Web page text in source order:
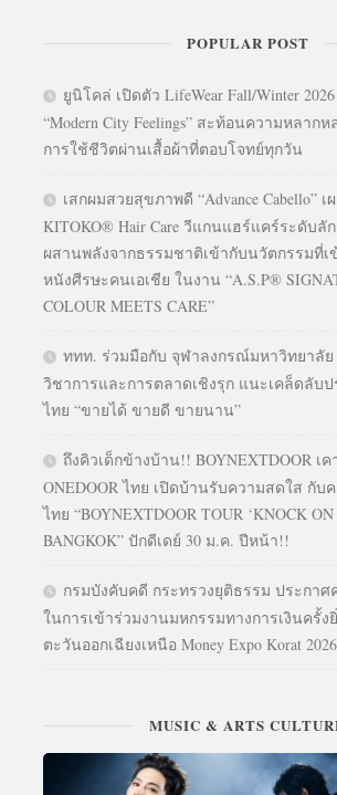
POPULAR POST
ยูนิโคล่ เปิดตัว LifeWear Fall/Winter
“Modern City Feelings” สะท้อนความหลาก
การใช้ชีวิตผ่านเสื้อผ้าที่ตอบโจทย์ทุกวัน
เสกผมสวยสุขภาพดี “Advance Cabello”
KITOKO® Hair Care วีแกนแฮร์แคร์ระดับลั
ผสานพลังจากธรรมชาติเข้ากับนวัตกรรมที่เ
หนังศีรษะคนเอเชีย ในงาน “A.S.P®
COLOUR MEETS CARE”
ททท. ร่วมมือกับ จุฬาลงกรณ์มหาวิทยาลั
วิชาการและการตลาดเชิงรุก แนะเคล็ดลับป
ไทย “ขายได้ ขายดี ขายนาน”
ถึงคิวเด็กข้างบ้าน!! BOYNEXTDOOR เ
ONEDOOR ไทย เปิดบ้านรับความสดใส กับ
ไทย “BOYNEXTDOOR TOUR ‘KNOCK
BANGKOK” ปักดีเดย์ 30 ม.ค. ปีหน้า!!
กรมบังคับคดี กระทรวงยุติธรรม ประกาศ
ในการเข้าร่วมงานมหกรรมทางการเงินครั้
ตะวันออกเฉียงเหนือ Money Expo Korat 2026
MUSIC & ARTS